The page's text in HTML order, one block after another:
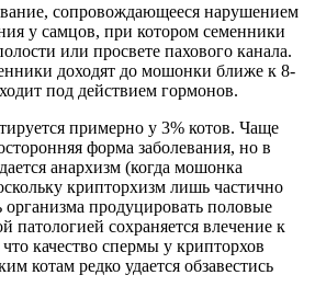
сопровождающееся нарушением
у самцов, при котором семенники
или просвете пахового канала.
доходят до мошонки ближе к 8-
под действием гормонов.
примерно у 3% котов. Чаще
форма заболевания, но в
анархизм (когда мошонка
крипторхизм лишь частично
организма продуцировать половые
патологией сохраняется влечение к
качество спермы у крипторхов
котам редко удается обзавестись